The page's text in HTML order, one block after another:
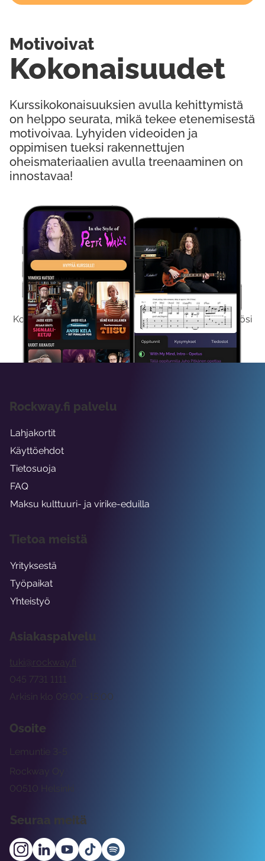
Kokeile Ilmaiseksi
Kokeilemalla ilmaiseksi saat koko sisältömme käyttöösi
viikon ajaksi.
Kurssikokonaisuuksien avulla kehittymistä
on helppo seurata, mikä tekee etenemisestä
motivoivaa. Lyhyiden videoiden ja
oppimisen tueksi rakennettujen
oheismateriaalien avulla treenaaminen on
innostavaa!
Kokonaisuudet
Motivoivat
Asiakaspalvelu
tuki@rockway.fi
Arkisin klo 09:00 -15:00
045 7731 1111
Osoite
Rockway Oy
Lemuntie 3-5
00510 Helsinki
Seuraa meitä
Rockway.fi palvelu
Lahjakortit
Käyttöehdot
Tietosuoja
FAQ
Maksu kulttuuri- ja virike-eduilla
Tietoa meistä
Yrityksestä
Työpaikat
Yhteistyö